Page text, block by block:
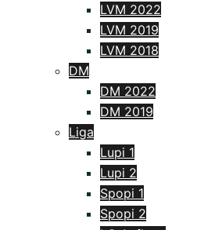
LVM 2022
LVM 2019
LVM 2018
DM
DM 2022
DM 2019
Liga
Lupi 1
Lupi 2
Spopi 1
Spopi 2